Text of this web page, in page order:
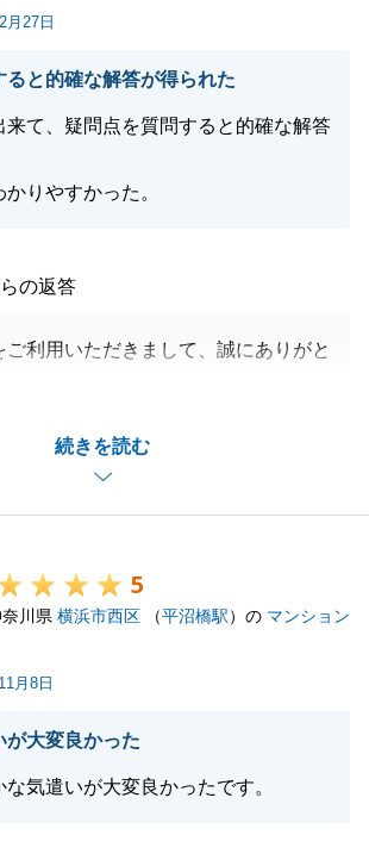
ました。
くお願いいたします。
月27日
ると的確な解答が得られた
来て、疑問点を質問すると的確な解答
りやすかった。
続きを読む
の返答
ご利用いただきまして、誠にありがと
ました。
ントを胸に今後も営業活動に努めてま
せ。
誠にありがとうございました。
5
川県 横浜市西区 （平沼橋駅）の マンション
月8日
が大変良かった
気遣いが大変良かったです。